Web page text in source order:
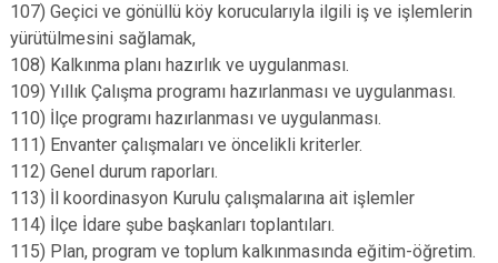
107) Geçici ve gönüllü köy korucularıyla ilgili iş ve işlemlerin
yürütülmesini sağlamak,
108) Kalkınma planı hazırlık ve uygulanması.
109) Yıllık Çalışma programı hazırlanması ve uygulanması.
110) İlçe programı hazırlanması ve uygulanması.
111) Envanter çalışmaları ve öncelikli kriterler.
112) Genel durum raporları.
113) İl koordinasyon Kurulu çalışmalarına ait işlemler
114) İlçe İdare şube başkanları toplantıları.
115) Plan, program ve toplum kalkınmasında eğitim-öğretim.